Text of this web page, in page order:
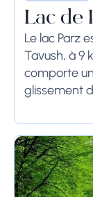
Lac de
Le lac Parz
Tavush, à 9
comporte
glissement